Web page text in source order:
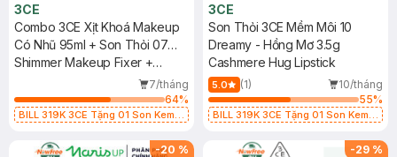
3CE
Combo 3CE Xịt Khoá Makeup
Có Nhũ 95ml + Son Thỏi 07
Knit - Hồng Khô 1.5g
Shimmer Makeup Fixer +
Cashmere Hug Lipstick
7/tháng
64%
BILL 319K 3CE Tặng 01 Son Kem
1.5g (SL có hạn)
3CE
Son Thỏi 3CE Mềm Môi 10
Dreamy - Hồng Mơ 3.5g
Cashmere Hug Lipstick
5.0 (1)
10/tháng
55%
BILL 319K 3CE Tặng 01 Son Kem
1.5g (SL có hạn)
-20 % -29 %